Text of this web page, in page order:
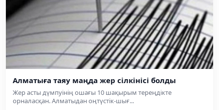
Алматыға таяу маңда жер сілкінісі болды
Жер асты дүмпуінің ошағы 10 шақырым тереңдікте
орналасқан. Алматыдан оңтүстік-шығ...